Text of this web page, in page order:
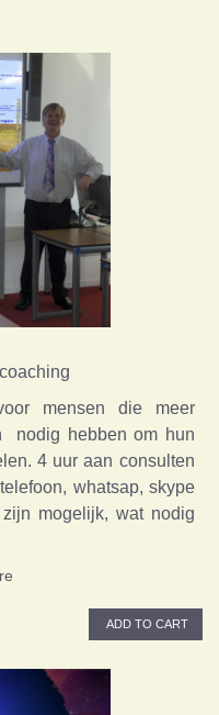
mensen die meer
nodig hebben om hun
4 uur aan consulten
whatsap, skype
mogelijk, wat nodig
ADD TO CART